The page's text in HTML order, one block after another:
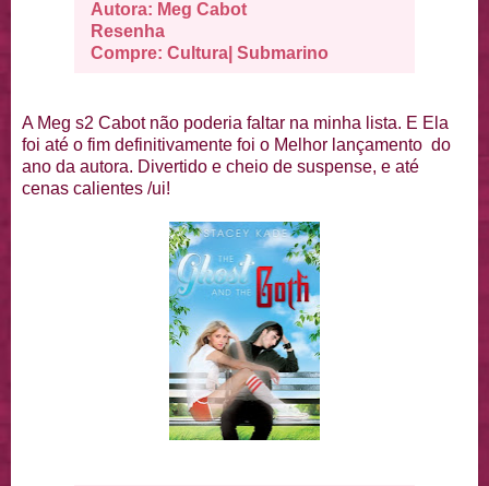
Autora: Meg Cabot
Resenha
Compre:Cultura |Submarino
A Meg s2 Cabot não poderia faltar na minha lista. E Ela
foi até o fim definitivamente foi o Melhor lançamento do
ano da autora. Divertido e cheio de suspense, e até
cenas calientes /ui!